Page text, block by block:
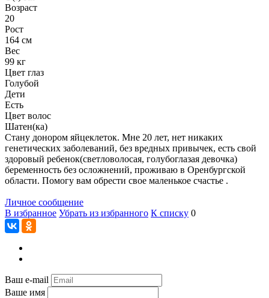
Возраст
20
Рост
164 см
Вес
99 кг
Цвет глаз
Голубой
Дети
Есть
Цвет волос
Шатен(ка)
Стану донором яйцеклеток. Мне 20 лет, нет никаких
генетических заболеваний, без вредных привычек, есть свой
здоровый ребенок(светловолосая, голубоглазая девочка)
беременность без осложнений, проживаю в Оренбургской
области. Помогу вам обрести свое маленькое счастье .
Личное сообщение
В избранное Убрать из избранного К списку 0
Ваш e-mail
Ваше имя